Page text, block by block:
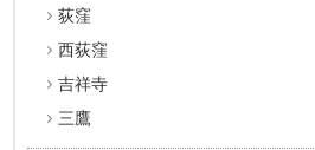
荻窪
西荻窪
吉祥寺
三鷹